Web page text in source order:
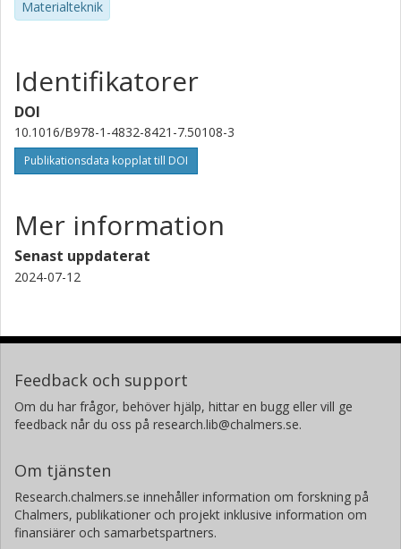
Materialteknik
Identifikatorer
DOI
10.1016/B978-1-4832-8421-7.50108-3
Publikationsdata kopplat till DOI
Mer information
Senast uppdaterat
2024-07-12
Feedback och support
Om du har frågor, behöver hjälp, hittar en bugg eller vill ge
feedback når du oss på research.lib@chalmers.se.
Om tjänsten
Research.chalmers.se innehåller information om forskning på
Chalmers, publikationer och projekt inklusive information om
finansiärer och samarbetspartners.